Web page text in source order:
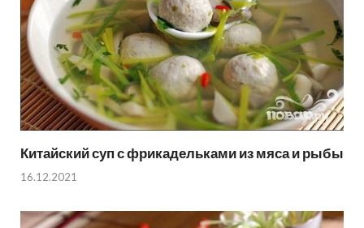
Китайский суп с фрикадельками из мяса и рыбы
16.12.2021